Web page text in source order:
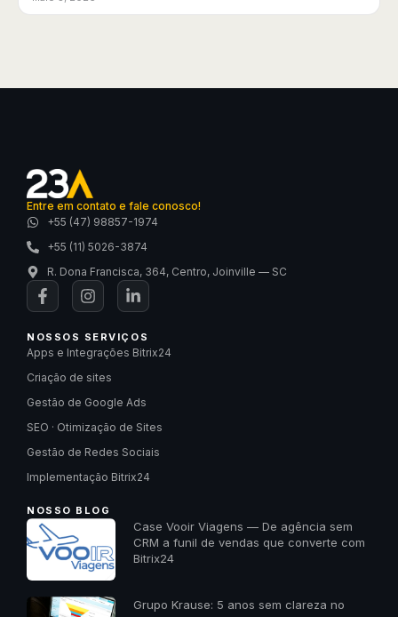
Entre em contato e fale conosco!
+55 (47) 98857-1974
+55 (11) 5026-3874
R. Dona Francisca, 364, Centro, Joinville — SC
NOSSOS SERVIÇOS
Apps e Integrações Bitrix24
Criação de sites
Gestão de Google Ads
SEO · Otimização de Sites
Gestão de Redes Sociais
Implementação Bitrix24
NOSSO BLOG
Case Vooir Viagens — De agência sem
CRM a funil de vendas que converte com
Bitrix24
Grupo Krause: 5 anos sem clareza no